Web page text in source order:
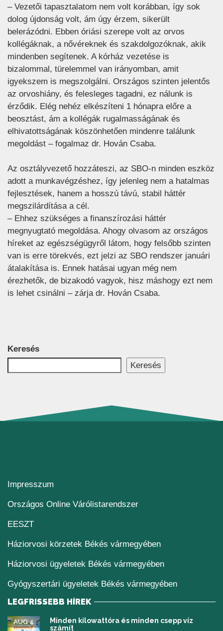
– Vezetői tapasztalatom nem volt korábban, így sok
dolog újdonság volt, ám úgy érzem, sikerült
belerázódni. Ebben óriási szerepe volt az orvos
kollégáknak, a nővéreknek és szakdolgozóknak, akik
mindenben segítenek. A kórház vezetése is
bizalommal, türelemmel van irányomban, amit
igyekszem is megszolgálni. Országos szinten jelentős
az orvoshiány, és felesleges tagadni, ez nálunk is
érződik. Elég nehéz elkészíteni 1 hónapra előre a
beosztást, ám a kollégák rugalmasságának és
elhivatottságának köszönhetően mindenre találunk
megoldást – fogalmaz dr. Hován Csaba.
Az osztályvezető hozzáteszi, az SBO-n minden eszköz
adott a munkavégzéshez, így jelenleg nem a hatalmas
fejlesztések, hanem a hosszú távú, stabil háttér
megszilárdítása a cél.
– Ehhez szükséges a finanszírozási háttér
megnyugtató megoldása. Ahogy olvasom az országos
híreket az egészségügyről látom, hogy felsőbb szinten
van is erre törekvés, ezt jelzi az SBO rendszer januári
átalakítása is. Ennek hatásai ugyan még nem
érezhetők, de bizakodó vagyok, hisz máshogy ezt nem
is lehet csinálni – zárja dr. Hován Csaba.
Keresés
Keresés
Impresszum
Országos Online Várólistarendszer(új ablakban nyílik
EESZT(új ablakban nyílik meg)
Háziorvosi körzetek Békés vármegyében
Háziorvosi ügyeletek Békés vármegyében
Gyógyszertári ügyeletek Békés vármegyében
LEGFRISSEBB HÍREK
Minden kilowattóra és minden csepp víz
számít
AUG 4